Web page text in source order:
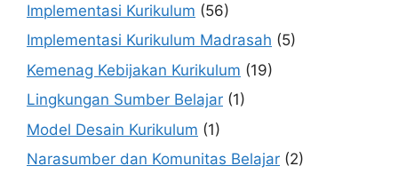
Implementasi Kurikulum (56)
Implementasi Kurikulum Madrasah (5)
Kemenag Kebijakan Kurikulum (19)
Lingkungan Sumber Belajar (1)
Model Desain Kurikulum (1)
Narasumber dan Komunitas Belajar (2)